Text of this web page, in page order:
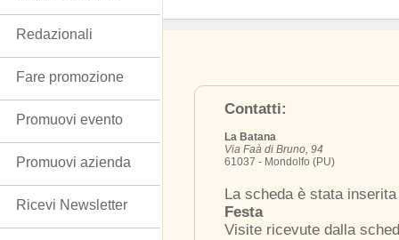
Contatti:
La Batana
Via Faà di Bruno, 94
61037 - Mondolfo (PU)
La scheda è stata
Festa
Visite ricevute dalla
Redazionali
Fare promozione
Promuovi evento
Promuovi azienda
Ricevi Newsletter